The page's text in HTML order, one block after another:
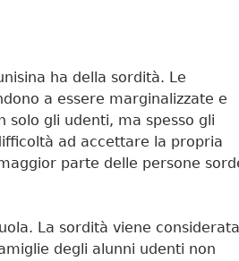
ha della sordità. Le
a essere marginalizzate e
solo gli udenti, ma spesso gli
ad accettare la propria
parte delle persone
La sordità viene considerata
degli alunni udenti non